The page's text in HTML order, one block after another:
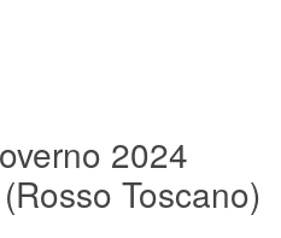
2024
Toscano)